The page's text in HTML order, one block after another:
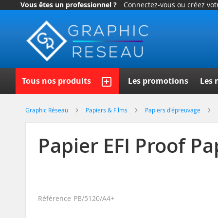
Vous êtes un professionnel ? Connectez-vous ou créez
Allez
contenu
Tous nos produits Les promotions Les
Graphic Réseau Papiers & Films Papiers d'épreuvage
Papier EFI Proof
Référence PB/5120/A4+